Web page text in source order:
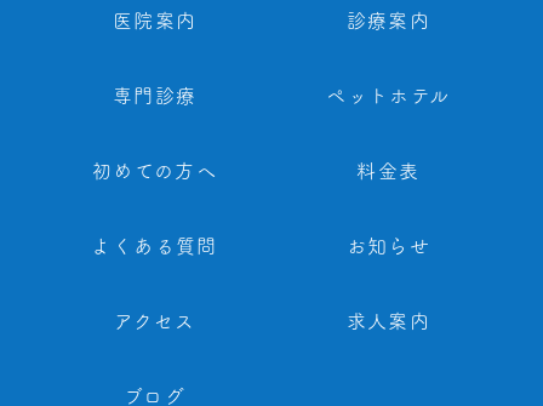
医院案内 診療案内
専門診療 ペットホテル
初めての方へ 料金表
よくある質問 お知らせ
アクセス 求人案内
ブログ